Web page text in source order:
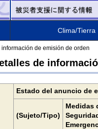
Clima/Tierra
de emisión de orden
de
Estado del anuncio de
(Sujeto/Tipo)
Medidas